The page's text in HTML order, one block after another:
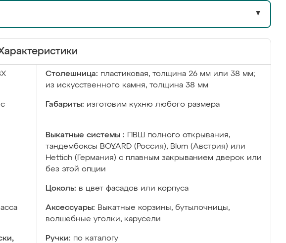
▼
Столешница: пластиковая, толщина 26 мм или 38 мм;
из искусственного камня, толщина 38 мм
Габариты: изготовим кухню любого размера
Выкатные системы :
ПВШ полного открывания,
тандембоксы BOYARD (Россия), Blum (Австрия) или
Hettich (Германия) с плавным закрыванием дверок или
без этой опции
Цоколь: в цвет фасадов или корпуса
Аксессуары: Выкатные корзины, бутылочницы,
волшебные уголки, карусели
Ручки: по каталогу